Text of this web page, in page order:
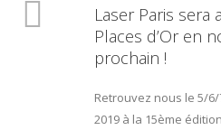
Laser Paris sera
Places d’Or en
prochain !
Retrouvez nous le 5/
2019 à la 15ème